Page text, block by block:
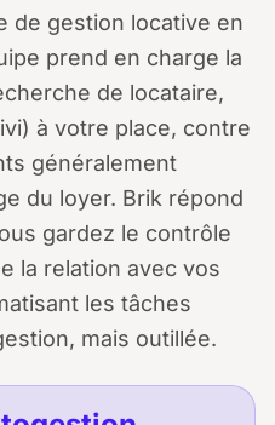
de gestion locative en
prend en charge la
de locataire,
à votre place, contre
généralement
du loyer. Brik répond
gardez le contrôle
la relation avec vos
les tâches
mais outillée.